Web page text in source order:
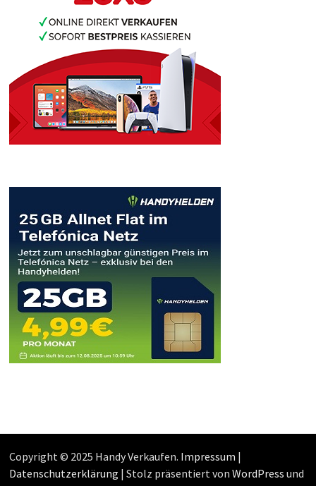
Copyright © 2025 Handy Verkaufen. Impressum |
Datenschutzerklärung | Stolz präsentiert von WordPress und